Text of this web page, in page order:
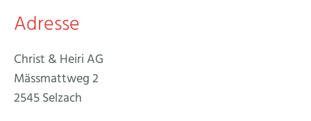
Adresse
Christ & Heiri AG
Mässmattweg 2
2545 Selzach